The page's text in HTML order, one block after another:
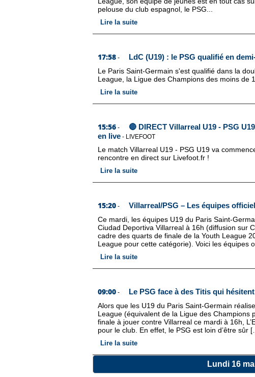
pelouse du club espagnol, le PSG...
Lire la suite
17:58 - LdC (U19) : le PSG qualifié en
Le Paris Saint-Germain s'est qualifié dans la
League, la Ligue des Champions des moins de
Lire la suite
15:56 -
🔴 DIRECT Villarreal U19 - PSG
en live - LIVEFOOT
Le match Villarreal U19 - PSG U19 va
rencontre en direct sur Livefoot.fr !
Lire la suite
15:20 - Villarreal/PSG – Les équipes
Ce mardi, les équipes U19 du Paris Saint-
Ciudad Deportiva Villarreal à 16h (diffusion sur
cadre des quarts de finale de la Youth League
League pour cette catégorie). Voici les équipes
Lire la suite
09:00 - Le PSG face à des Titis qui
Alors que les U19 du Paris Saint-Germain
League (équivalent de la Ligue des Champions
finale à jouer contre Villarreal ce mardi à 16h,
pour le club. En effet, le PSG est loin d’être sûr
Lire la suite
Lundi 16